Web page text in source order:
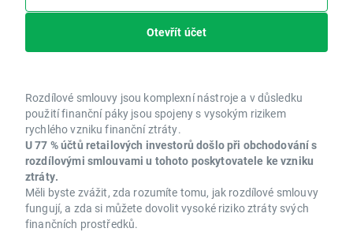
Otevřít účet
Rozdílové smlouvy jsou komplexní nástroje a v důsledku
použití finanční páky jsou spojeny s vysokým rizikem
rychlého vzniku finanční ztráty.
U 77 % účtů retailových investorů došlo při obchodování s
rozdílovými smlouvami u tohoto poskytovatele ke vzniku
ztráty.
Měli byste zvážit, zda rozumíte tomu, jak rozdílové smlouvy
fungují, a zda si můžete dovolit vysoké riziko ztráty svých
finančních prostředků.